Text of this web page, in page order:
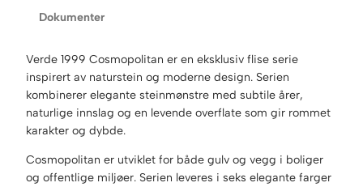
Dokumenter
Verde 1999 Cosmopolitan er en eksklusiv flise serie
inspirert av naturstein og moderne design. Serien
kombinerer elegante steinmønstre med subtile årer,
naturlige innslag og en levende overflate som gir rommet
karakter og dybde.
Cosmopolitan er utviklet for både gulv og vegg i boliger
og offentlige miljøer. Serien leveres i seks elegante farger